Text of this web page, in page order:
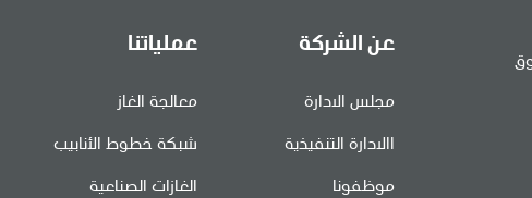
عن الشركة
مجلس الادارة
االادارة التنفيذية
موظفونا
عملياتنا
معالجة الغاز
شبكة خطوط الأنابيب
الغازات الصناعية